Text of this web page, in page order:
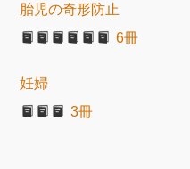
胎児の奇形防止
6冊
妊婦
3冊